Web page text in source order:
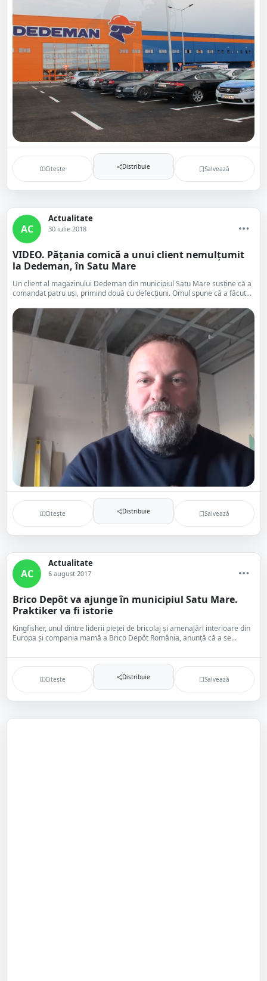
Citește Distribuie Salvează
AC
Actualitate
30 iulie 2018
VIDEO. Pățania comică a unui client nemulțumit
la Dedeman, în Satu Mare
Un client al magazinului Dedeman din municipiul Satu Mare susține că a
comandat patru uși, primind două cu defecțiuni. Omul spune că a făcut...
Citește Distribuie Salvează
AC
Actualitate
6 august 2017
Brico Depôt va ajunge în municipiul Satu Mare.
Praktiker va fi istorie
Kingfisher, unul dintre liderii pieţei de bricolaj şi amenajări interioare din
Europa şi compania mamă a Brico Depôt România, anunţă că a se...
Citește Distribuie Salvează